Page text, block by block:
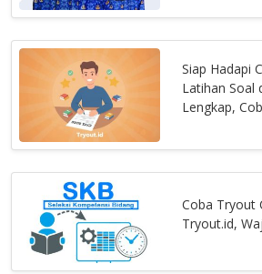
Siap Hadapi
Latihan Soal
Lengkap,
Coba Tryout
Tryout.id,